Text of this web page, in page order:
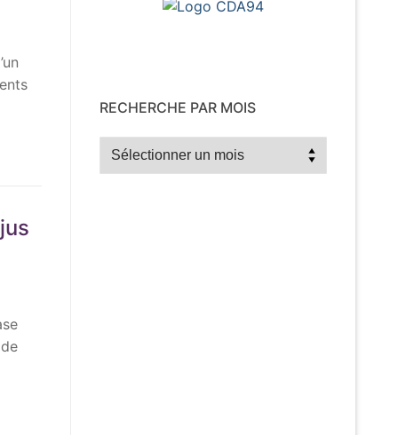
RECHERCHE PAR MOIS
Recherche